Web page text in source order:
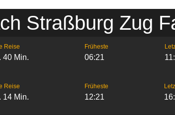
Straßburg Zug
Reise
40 Min.
Früheste
06:21
Reise
14 Min.
Früheste
12:21